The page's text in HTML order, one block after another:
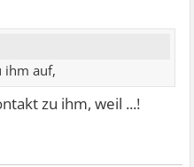
ihm auf,
zu ihm, weil ...!